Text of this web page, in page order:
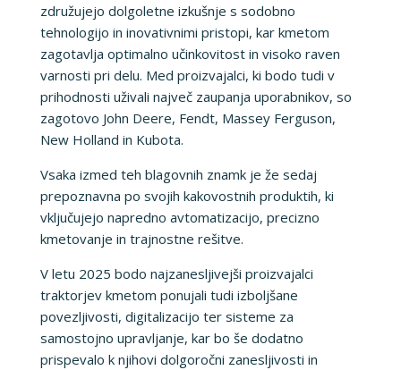
združujejo dolgoletne izkušnje s sodobno
tehnologijo in inovativnimi pristopi, kar kmetom
zagotavlja optimalno učinkovitost in visoko raven
varnosti pri delu. Med proizvajalci, ki bodo tudi v
prihodnosti uživali največ zaupanja uporabnikov, so
zagotovo John Deere, Fendt, Massey Ferguson,
New Holland in Kubota.
Vsaka izmed teh blagovnih znamk je že sedaj
prepoznavna po svojih kakovostnih produktih, ki
vključujejo napredno avtomatizacijo, precizno
kmetovanje in trajnostne rešitve.
V letu 2025 bodo najzanesljivejši proizvajalci
traktorjev kmetom ponujali tudi izboljšane
povezljivosti, digitalizacijo ter sisteme za
samostojno upravljanje, kar bo še dodatno
prispevalo k njihovi dolgoročni zanesljivosti in